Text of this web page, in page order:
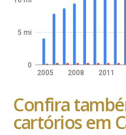
2005 2008 2011
0
5 mi
Confira
cartórios em